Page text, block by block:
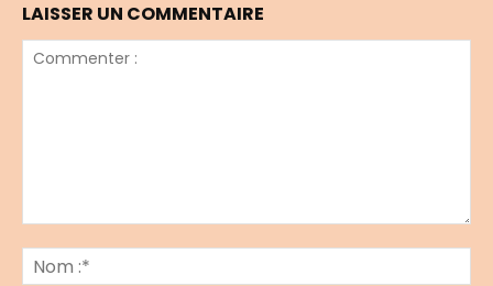
LAISSER UN COMMENTAIRE
:*